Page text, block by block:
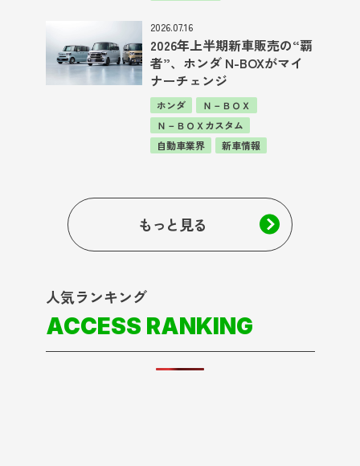
2026.07.16
2026年上半期新車販売の“覇
者”、ホンダ N-BOXがマイ
ナーチェンジ
ホンダ
Ｎ－ＢＯＸ
Ｎ－ＢＯＸカスタム
自動車業界
新車情報
もっと見る
人気ランキング
ACCESS RANKING